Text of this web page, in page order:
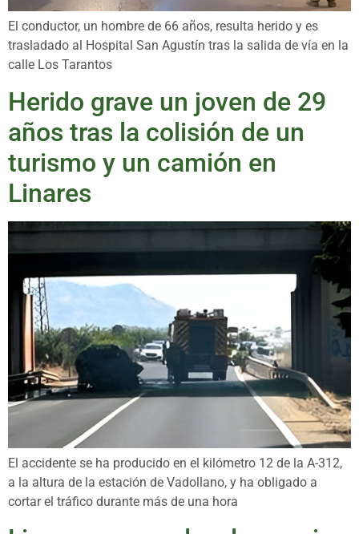
El conductor, un hombre de 66 años, resulta herido y es
trasladado al Hospital San Agustín tras la salida de vía en la
calle Los Tarantos
Herido grave un joven de 29
años tras la colisión de un
turismo y un camión en
Linares
El accidente se ha producido en el kilómetro 12 de la A-312,
a la altura de la estación de Vadollano, y ha obligado a
cortar el tráfico durante más de una hora